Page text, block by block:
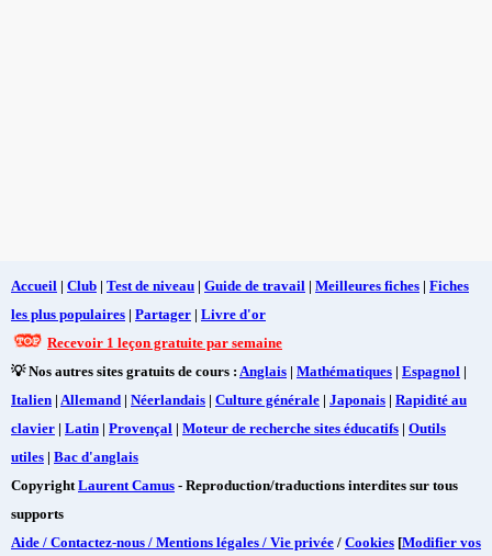
Accueil | Club | Test de niveau | Guide de travail | Meilleures fiches | Fiches
les plus populaires | Partager | Livre d'or
Recevoir 1 leçon gratuite par semaine
💡 Nos autres sites gratuits de cours : Anglais | Mathématiques | Espagnol |
Italien | Allemand | Néerlandais | Culture générale | Japonais | Rapidité au
clavier | Latin | Provençal | Moteur de recherche sites éducatifs | Outils
utiles | Bac d'anglais
Copyright Laurent Camus - Reproduction/traductions interdites sur tous
supports
Aide / Contactez-nous / Mentions légales / Vie privée / Cookies [Modifier vos